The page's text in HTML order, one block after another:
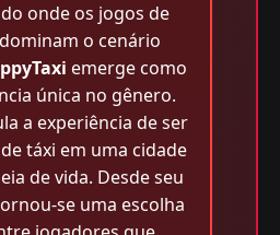
onde os jogos de
o cenário
emerge como
única no gênero.
a experiência de ser
táxi em uma cidade
de vida. Desde seu
se uma escolha